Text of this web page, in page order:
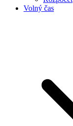
Volný čas